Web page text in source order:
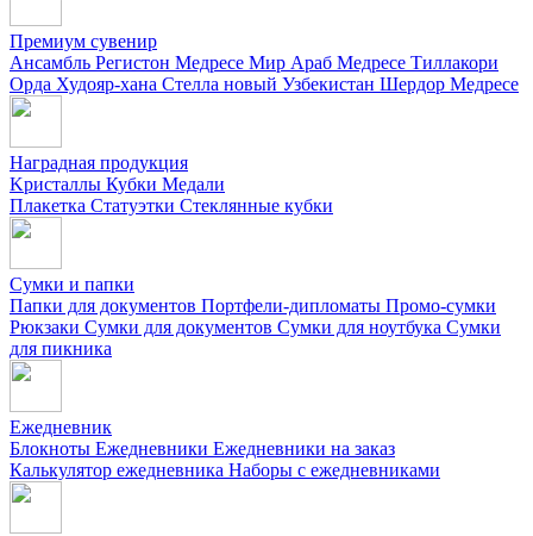
Премиум сувенир
Ансамбль Регистон Медресе Мир Араб Медресе Тиллакори
Орда Худояр-хана Стелла новый Узбекистан Шердор Медресе
Наградная продукция
Kристаллы Кубки Медали
Плакетка Статуэтки Стеклянные кубки
Сумки и папки
Папки для документов Портфели-дипломаты Промо-сумки
Рюкзаки Сумки для документов Сумки для ноутбука Сумки
для пикника
Ежедневник
Блокноты Ежедневники Ежедневники на заказ
Калькулятор ежедневника Наборы с ежедневниками